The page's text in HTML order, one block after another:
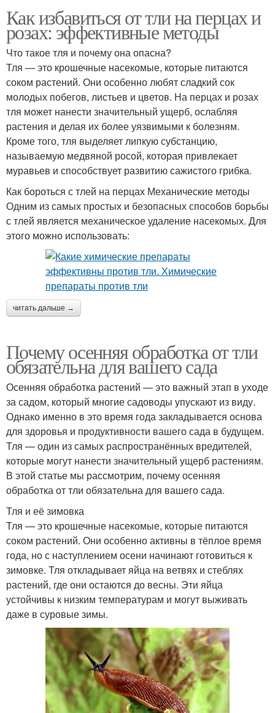
Как избавиться от тли на перцах и
розах: эффективные методы
Что такое тля и почему она опасна?
Тля — это крошечные насекомые, которые питаются
соком растений. Они особенно любят сладкий сок
молодых побегов, листьев и цветов. На перцах и розах
тля может нанести значительный ущерб, ослабляя
растения и делая их более уязвимыми к болезням.
Кроме того, тля выделяет липкую субстанцию,
называемую медвяной росой, которая привлекает
муравьев и способствует развитию сажистого грибка.
Как бороться с тлей на перцах Механические методы
Одним из самых простых и безопасных способов борьбы
с тлей является механическое удаление насекомых. Для
этого можно использовать:
читать дальше →
Почему осенняя обработка от тли
обязательна для вашего сада
Осенняя обработка растений — это важный этап в уходе
за садом, который многие садоводы упускают из виду.
Однако именно в это время года закладывается основа
для здоровья и продуктивности вашего сада в будущем.
Тля — один из самых распространённых вредителей,
которые могут нанести значительный ущерб растениям.
В этой статье мы рассмотрим, почему осенняя
обработка от тли обязательна для вашего сада.
Тля и её зимовка
Тля — это крошечные насекомые, которые питаются
соком растений. Они особенно активны в тёплое время
года, но с наступлением осени начинают готовиться к
зимовке. Тля откладывает яйца на ветвях и стеблях
растений, где они остаются до весны. Эти яйца
устойчивы к низким температурам и могут выживать
даже в суровые зимы.